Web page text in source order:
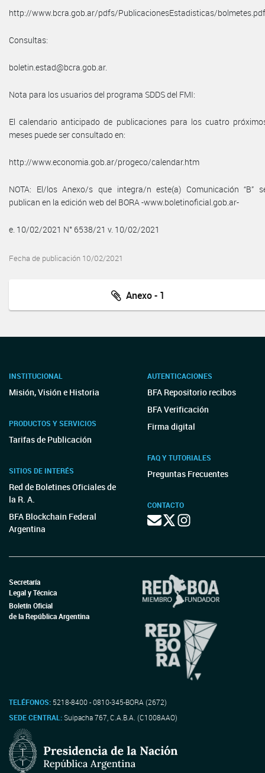
http://www.bcra.gob.ar/pdfs/PublicacionesEstadisticas/
Consultas:
boletin.estad@bcra.gob.ar.
Nota para los usuarios del programa SDDS del FMI:
El calendario anticipado de publicaciones para los cuatro
meses puede ser consultado en:
http://www.economia.gob.ar/progeco/calendar.htm
NOTA: El/los Anexo/s que integra/n este(a) Comunicación “B”
publican en la edición web del BORA -www.boletinoficial.gob.ar-
e. 10/02/2021 N° 6538/21 v. 10/02/2021
Fecha de publicación 10/02/2021
Anexo - 1
INSTITUCIONAL
Misión, Visión e Historia
PRODUCTOS Y SERVICIOS
Tarifas de Publicación
SITIOS DE INTERÉS
Red de Boletines Oficiales de
la R. A.
BFA Blockchain Federal
Argentina
AUTENTICACIONES
BFA Repositorio recibos
BFA Verificación
Firma digital
FAQ Y TUTORIALES
Preguntas Frecuentes
CONTACTO
Secretaría
Legal y Técnica
Boletín Oficial
de la República Argentina
TELÉFONOS: 5218-8400 - 0810-345-BORA (2672)
SEDE CENTRAL:Suipacha 767, C.A.B.A. (C1008AAO)